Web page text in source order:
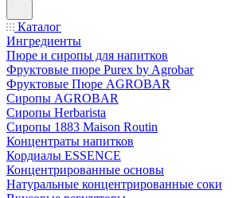
Каталог
Ингредиенты
Пюре и сиропы для напитков
Фруктовые пюре Purex by Agrobar
Фруктовые Пюре AGROBAR
Сиропы AGROBAR
Сиропы Herbarista
Сиропы 1883 Maison Routin
Концентраты напитков
Кордиалы ESSENCE
Концентрированные основы
Натуральные концентрированные соки